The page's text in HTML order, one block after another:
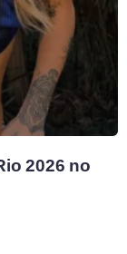
2026 no